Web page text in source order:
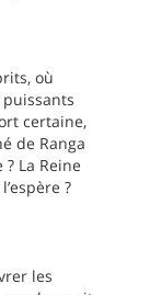
où
certaine,
de Ranga
La Reine
?
les